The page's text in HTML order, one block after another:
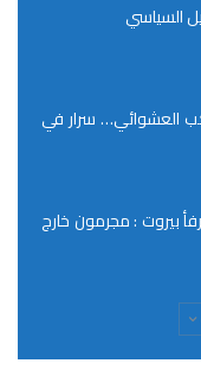
السياسي
العشوائي… سرار في
بيروت : مجرمون خارج